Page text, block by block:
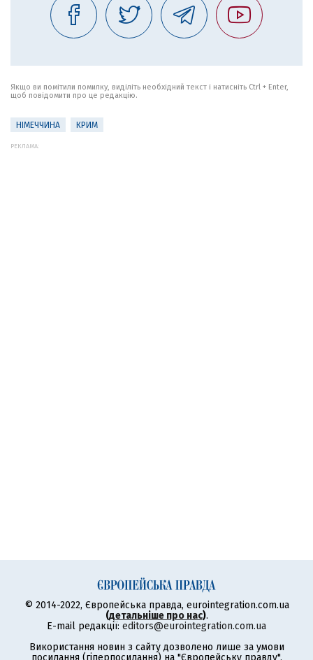
Якщо ви помітили помилку, виділіть необхідний текст і натисніть Ctrl + Enter,
щоб повідомити про це редакцію.
НІМЕЧЧИНА КРИМ
РЕКЛАМА:
© 2014-2022, Європейська правда, eurointegration.com.ua
(детальніше про нас).
E-mail редакції: editors@eurointegration.com.ua
Використання новин з сайту дозволено лише за умови
посилання (гіперпосилання) на "Європейську правду",